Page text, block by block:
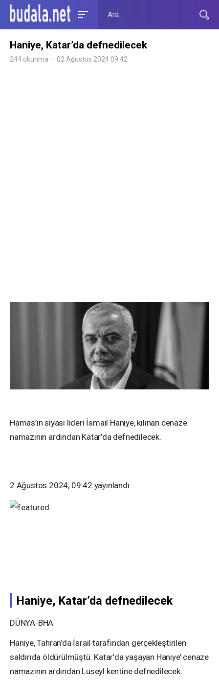
Haniye, Katar’da defnedilecek
244 okunma — 02 Ağustos 2024 09:42
Hamas’ın siyasi lideri İsmail Haniye, kılınan cenaze
namazının ardından Katar’da defnedilecek.
2 Ağustos 2024, 09:42 yayınlandı
Haniye, Katar’da defnedilecek
DÜNYA-BHA
Haniye, Tahran’da İsrail tarafından gerçekleştirilen
saldırıda öldürülmüştü. Katar’da yaşayan Haniye’ cenaze
namazının ardından Luseyl kentine defnedilecek.